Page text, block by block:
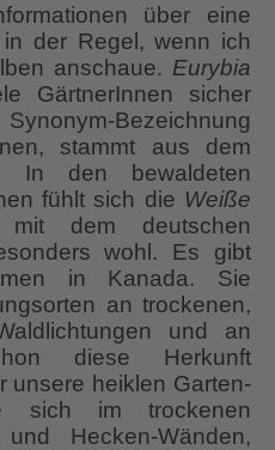
über eine
der Regel, wenn ich
anschaue. Eurybia
GärtnerInnen sicher
Bezeichnung
stammt aus dem
In den bewaldeten
fühlt sich die Weiße
dem deutschen
wohl. Es gibt
in Kanada. Sie
an trockenen,
und an
diese Herkunft
unsere heiklen Garten-
sich im trockenen
Hecken-Wänden,